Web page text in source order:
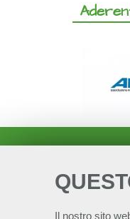
Il nostro sito